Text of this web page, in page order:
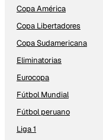
Copa América
Copa Libertadores
Copa Sudamericana
Eliminatorias
Eurocopa
Fútbol Mundial
Fútbol peruano
Liga 1